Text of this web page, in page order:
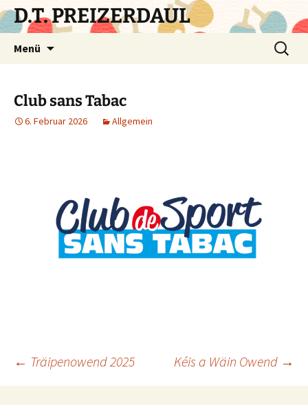
Zum
InhaltD.T. PREIZERDAUL
Menü
Suchen
nach:
Club sans Tabac
6. Februar 2026 Allgemein
Beitragsnavigation
← Träipenowend 2025 Kéis a Wäin Owend →